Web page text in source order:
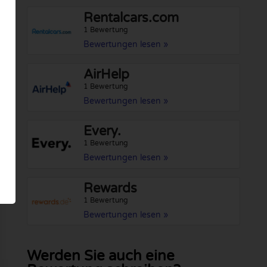
Rentalcars.com
1 Bewertung
Bewertungen lesen »
AirHelp
1 Bewertung
Bewertungen lesen »
Every.
1 Bewertung
Bewertungen lesen »
Rewards
1 Bewertung
Bewertungen lesen »
Werden Sie auch eine